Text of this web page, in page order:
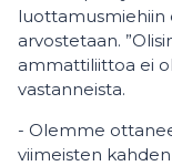
luottamusmiehiin
arvostetaan.
ammattiliittoa ei
vastanneista.
- Olemme
viimeisten